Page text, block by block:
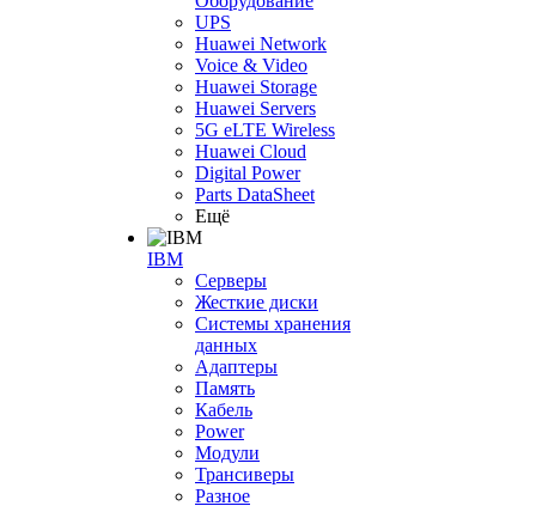
UPS
Huawei Network
Voice & Video
Huawei Storage
Huawei Servers
5G eLTE Wireless
Huawei Cloud
Digital Power
Parts DataSheet
Ещё
IBM
Серверы
Жесткие диски
Системы хранения
данных
Адаптеры
Память
Кабель
Power
Модули
Трансиверы
Разное